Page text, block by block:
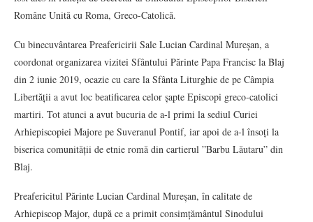
Române Unită cu Roma, Greco-Catolică.
Cu binecuvântarea Preafericirii Sale Lucian Cardinal Mureșan, a
coordonat organizarea vizitei Sfântului Părinte Papa Francisc la Blaj
din 2 iunie 2019, ocazie cu care la Sfânta Liturghie de pe Câmpia
Libertății a avut loc beatificarea celor șapte Episcopi greco-catolici
martiri. Tot atunci a avut bucuria de a-l primi la sediul Curiei
Arhiepiscopiei Majore pe Suveranul Pontif, iar apoi de a-l însoți la
biserica comunității de etnie romă din cartierul ”Barbu Lăutaru” din
Blaj.
Preafericitul Părinte Lucian Cardinal Mureșan, în calitate de
Arhiepiscop Major, după ce a primit consimțământul Sinodului